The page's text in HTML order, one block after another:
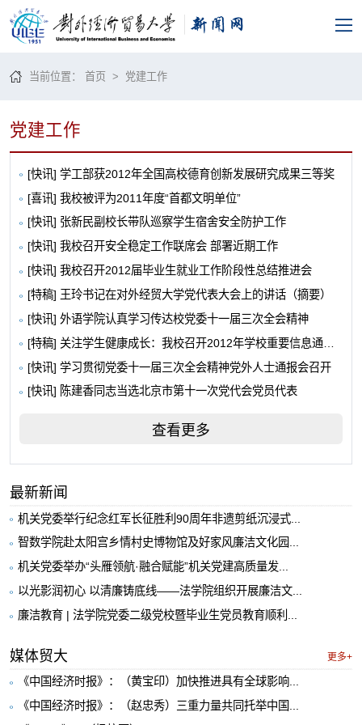
当前位置：首页 > 党建工作
党建工作
[快讯] 学工部获2012年全国高校德育创新发展研究成果三等奖
[喜讯] 我校被评为2011年度“首都文明单位”
[快讯] 张新民副校长带队巡察学生宿舍安全防护工作
[快讯] 我校召开安全稳定工作联席会 部署近期工作
[快讯] 我校召开2012届毕业生就业工作阶段性总结推进会
[特稿] 王玲书记在对外经贸大学党代表大会上的讲话（摘要）
[快讯] 外语学院认真学习传达校党委十一届三次全会精神
[特稿] 关注学生健康成长：我校召开2012年学校重要信息通报会
[快讯] 学习贯彻党委十一届三次全会精神党外人士通报会召开
[快讯] 陈建香同志当选北京市第十一次党代会党员代表
查看更多
最新新闻
机关党委举行纪念红军长征胜利90周年非遗剪纸沉浸式...
智数学院赴太阳宫乡情村史博物馆及好家风廉洁文化园...
机关党委举办“头雁领航·融合赋能”机关党建高质量发...
以光影润初心 以清廉铸底线——法学院组织开展廉洁文...
廉洁教育 | 法学院党委二级党校暨毕业生党员教育顺利...
媒体贸大 更多+
《中国经济时报》：（黄宝印）加快推进具有全球影响...
《中国经济时报》：（赵忠秀）三重力量共同托举中国...